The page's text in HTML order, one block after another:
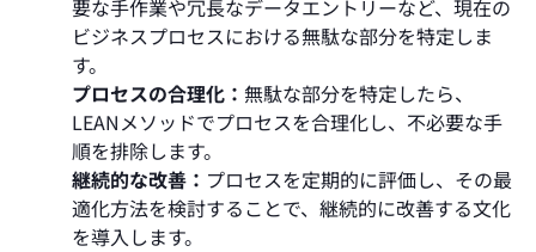
要な手作業や冗長なデータエントリーなど、現在の
ビジネスプロセスにおける無駄な部分を特定しま
す。
プロセスの合理化： 無駄な部分を特定したら、
LEANメソッドでプロセスを合理化し、不必要な手
順を排除します。
継続的な改善： プロセスを定期的に評価し、その最
適化方法を検討することで、継続的に改善する文化
を導入します。